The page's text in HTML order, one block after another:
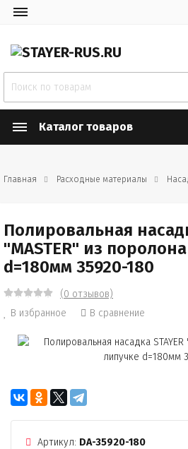
Каталог товаров
Главная Расходные материалы
Полировальная
"MASTER" из
d=180мм 35920-180
(0 отзывов)
В избранное
В сравнение
Артикул: DA-35920-180